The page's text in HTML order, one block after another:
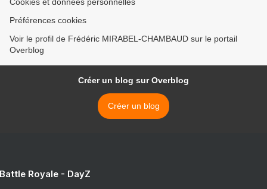
Préférences cookies
Voir le profil de Frédéric MIRABEL-CHAMBAUD sur le portail
Overblog
Créer un blog sur Overblog
Créer un blog
Royale - DayZ